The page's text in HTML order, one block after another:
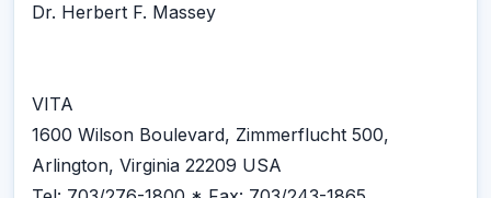
Dr. Herbert F. Massey
VITA
1600 Wilson Boulevard, Zimmerflucht 500,
Arlington, Virginia 22209 USA